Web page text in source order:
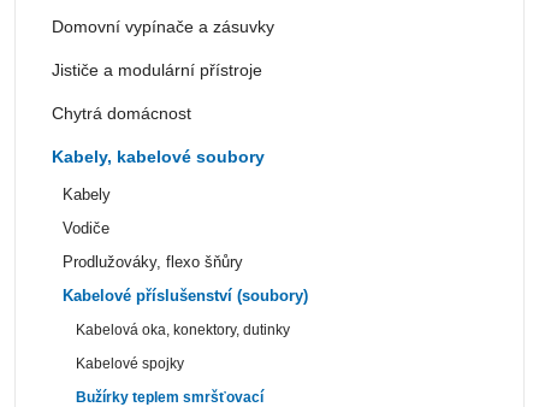
Domovní vypínače a zásuvky
Jističe a modulární přístroje
Chytrá domácnost
Kabely, kabelové soubory
Kabely
Vodiče
Prodlužováky, flexo šňůry
Kabelové příslušenství (soubory)
Kabelová oka, konektory, dutinky
Kabelové spojky
Bužírky teplem smršťovací